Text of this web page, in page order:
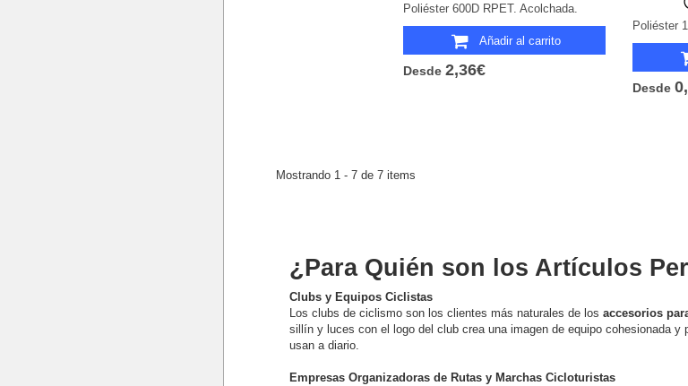
Poliéster 600D RPET. Acolchada.
Añadir al carrito
Desde 2,36€
Desde
Mostrando 1 - 7 de 7 items
¿Para Quién son los Artículos
Clubs y Equipos Ciclistas
Los clubs de ciclismo son los clientes más naturales de los accesorios
sillín y luces con el logo del club crea una imagen de equipo cohesionada
usan a diario.
Empresas Organizadoras de Rutas y Marchas Cicloturistas